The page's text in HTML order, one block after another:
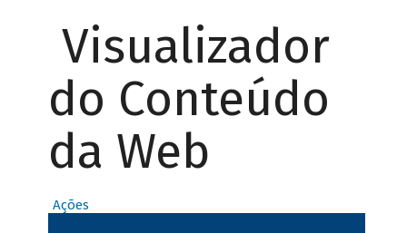
Visualizador
do Conteúdo
da Web
Ações